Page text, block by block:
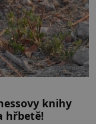
knihy
hřbetě!